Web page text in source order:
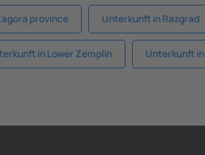
province Unterkunft in Razgrad
in Lower Zemplin Unterkunft